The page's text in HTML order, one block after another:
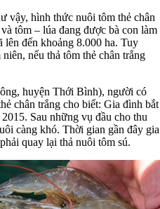
vậy, hình thức nuôi tôm thẻ chân
tôm – lúa đang được bà con làm
đến khoảng 8.000 ha. Tuy
nếu thả tôm thẻ chân trắng
huyện Thới Bình), người có
chân trắng cho biết: Gia đình bắt
Sau những vụ đầu cho thu
càng khó. Thời gian gần đây gia
quay lại thả nuôi tôm sú.